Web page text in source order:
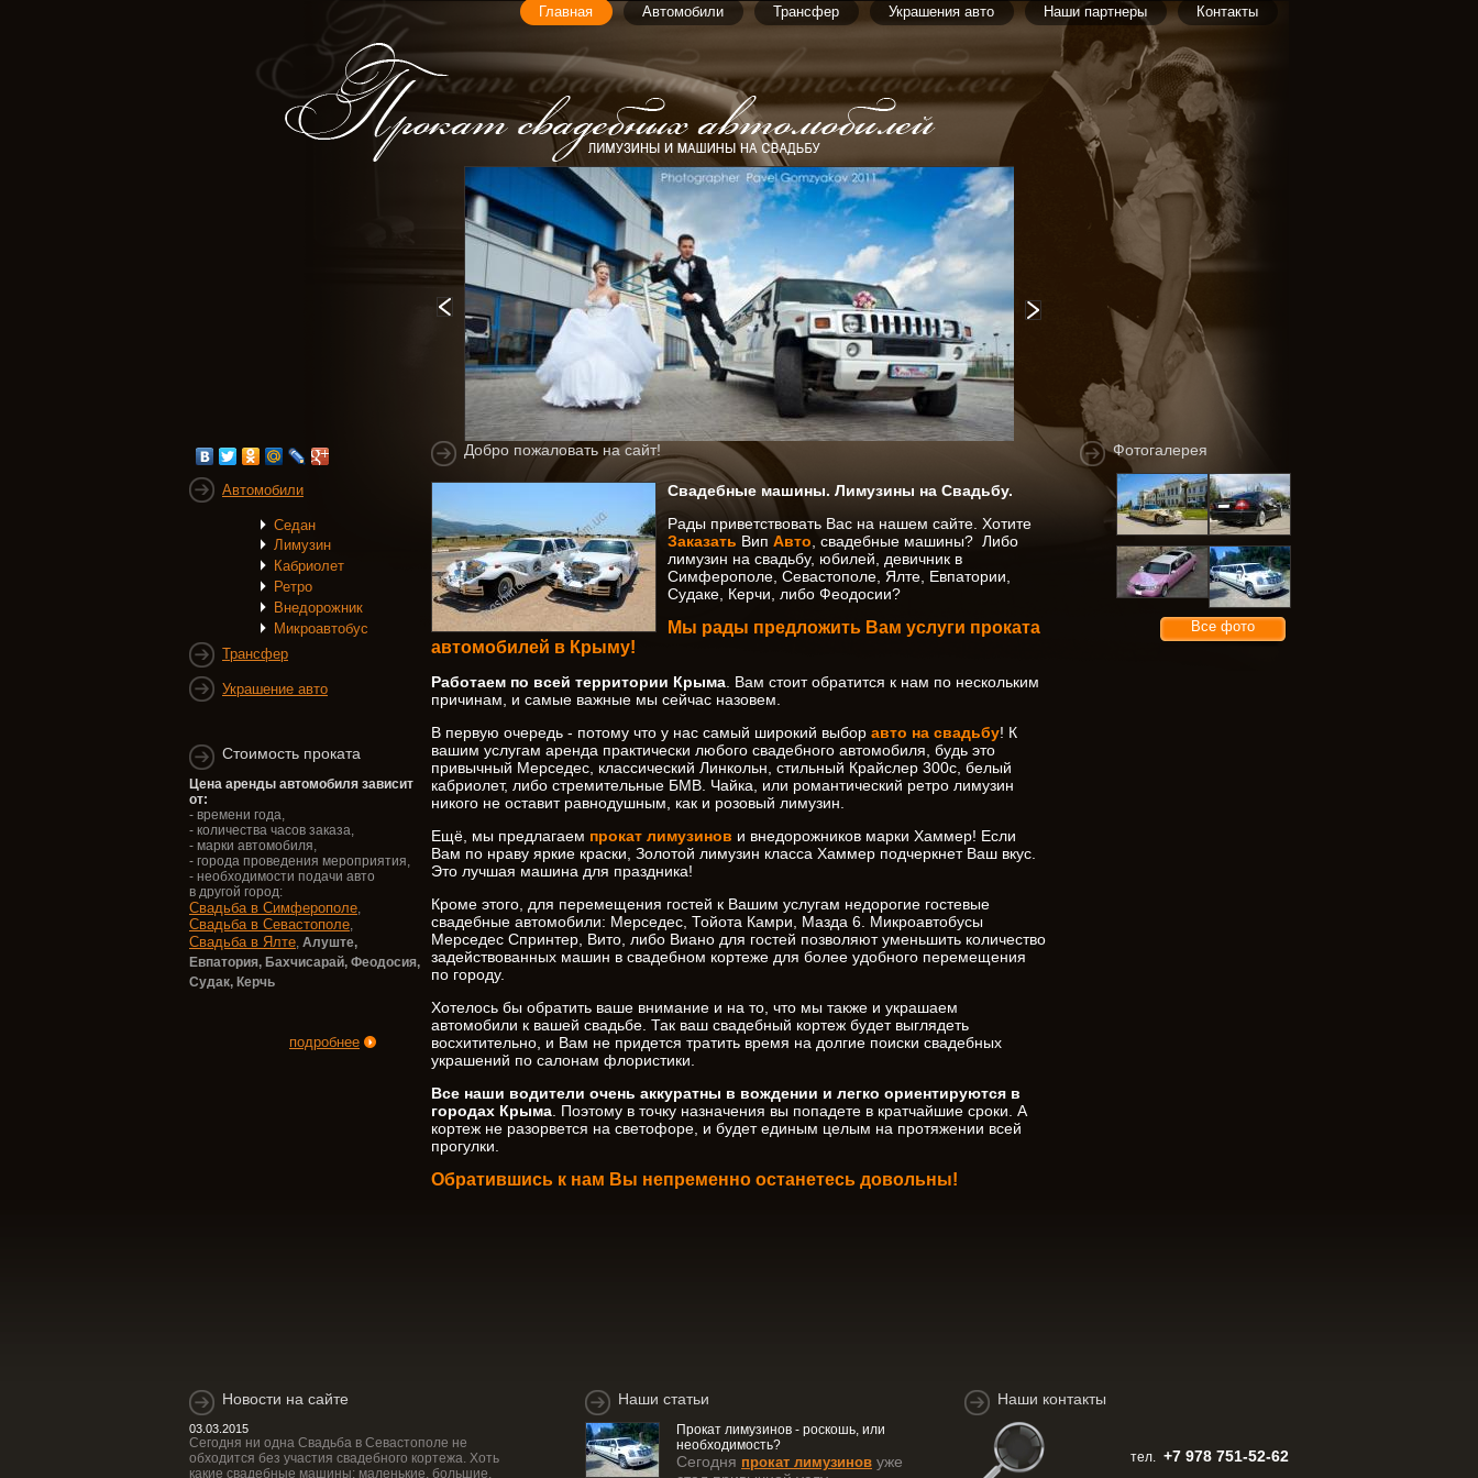
Главная Автомобили Трансфер Украшения авто Наши партнеры Контакты
Автомобили
Седан
Лимузин
Кабриолет
Ретро
Внедорожник
Микроавтобус
Трансфер
Украшение авто
Стоимость проката
Цена аренды автомобиля зависит
от:
- времени года,
- количества часов заказа,
- марки автомобиля,
- города проведения мероприятия,
- необходимости подачи авто
в другой город:
Свадьба в Симферополе,
Свадьба в Севастополе,
Свадьба в Ялте, Алуште,
Евпатория, Бахчисарай, Феодосия,
Судак, Керчь
подробнее
Добро пожаловать на сайт!
Свадебные машины. Лимузины на Свадьбу.
Рады приветствовать Вас на нашем сайте. Хотите
Заказать Вип Авто , свадебные машины? Либо
лимузин на свадьбу, юбилей, девичник в
Симферополе, Севастополе, Ялте, Евпатории,
Судаке, Керчи, либо Феодосии?
Мы рады предложить Вам услуги проката
автомобилей в Крыму!
Работаем по всей территории Крыма . Вам стоит обратится к нам по нескольким
причинам, и самые важные мы сейчас назовем.
В первую очередь - потому что у нас самый широкий выбор авто на свадьбу! К
вашим услугам аренда практически любого свадебного автомобиля, будь это
привычный Мерседес, классический Линкольн, стильный Крайслер 300с, белый
кабриолет, либо стремительные БМВ. Чайка, или романтический ретро лимузин
никого не оставит равнодушным, как и розовый лимузин.
Ещё, мы предлагаем прокат лимузинов и внедорожников марки Хаммер! Если
Вам по нраву яркие краски, Золотой лимузин класса Хаммер подчеркнет Ваш вкус.
Это лучшая машина для праздника!
Кроме этого, для перемещения гостей к Вашим услугам недорогие гостевые
свадебные автомобили: Мерседес, Тойота Камри, Мазда 6. Микроавтобусы
Мерседес Спринтер, Вито, либо Виано для гостей позволяют уменьшить количество
задействованных машин в свадебном кортеже для более удобного перемещения
по городу.
Хотелось бы обратить ваше внимание и на то, что мы также и украшаем
автомобили к вашей свадьбе. Так ваш свадебный кортеж будет выглядеть
восхитительно, и Вам не придется тратить время на долгие поиски свадебных
украшений по салонам флористики.
Все наши водители очень аккуратны в вождении и легко ориентируются в
городах Крыма . Поэтому в точку назначения вы попадете в кратчайшие сроки. А
кортеж не разорвется на светофоре, и будет единым целым на протяжении всей
прогулки.
Обратившись к нам Вы непременно останетесь довольны!
Фотогалерея
Все фото
Новости на сайте
03.03.2015
Сегодня ни одна Свадьба в Севастополе не
обходится без участия свадебного кортежа. Хоть
какие свадебные машины: маленькие, большие,
Наши статьи
Прокат лимузинов - роскошь, или
необходимость?
Сегодня прокат лимузинов уже
Наши контакты
тел. +7 978 751-52-62